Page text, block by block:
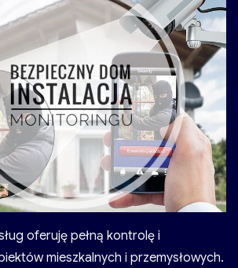
oferuję pełną kontrolę i
mieszkalnych i przemysłowych.